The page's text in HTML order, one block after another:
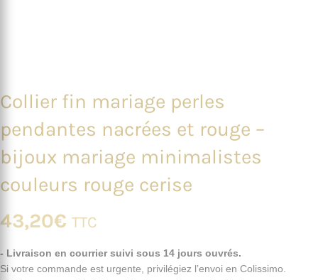
Collier fin mariage perles
pendantes nacrées et rouge –
bijoux mariage minimalistes
couleurs rouge cerise
43,20€ TTC
- Livraison en courrier suivi sous 14 jours ouvrés.
Si votre commande est urgente, privilégiez l’envoi en Colissimo.